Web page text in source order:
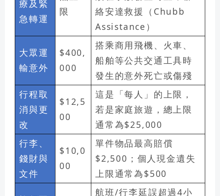
療及緊
急轉運
限
絡安達救援（Chubb
Assistance）
大眾運
輸意外
$400,
000
搭乘商用飛機、火車、
船舶等公共交通工具時
發生的意外死亡或傷殘
行程取
消與更
改
$12,5
00
這是「每人」的上限，
若是家庭旅遊，總上限
通常為$25,000
行李、
錢財與
文件
$10,0
00
單件物品最高賠償
$2,500；個人現金遺失
上限通常為$500
航班/行李延誤超過4小